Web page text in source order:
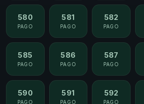
580
PAGO
581
PAGO
582
PAGO
585
PAGO
586
PAGO
587
PAGO
590
PAGO
591
PAGO
592
PAGO